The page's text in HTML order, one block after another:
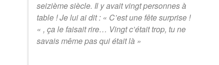
seizième siècle. Il y avait vingt personnes à
table ! Je lui ai dit : « C’est une fête surprise !
« , ça le faisait rire… Vingt c’était trop, tu ne
savais même pas qui était là »